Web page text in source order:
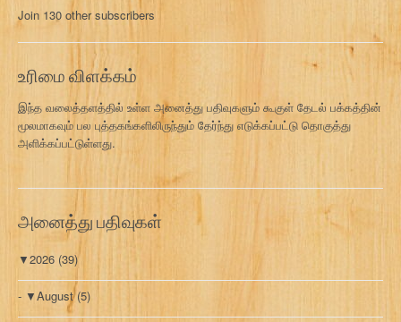
க
வ
Join 130 other subscribers
உரிமை விளக்கம்
இந்த வலைத்தளத்தில் உள்ள அனைத்து பதிவுகளும் கூகுள் தேடல் பக்கத்தின்
மூலமாகவும் பல புத்தகங்களிலிருந்தும் தேர்ந்து எடுக்கப்பட்டு தொகுத்து
அளிக்கப்பட்டுள்ளது.
அனைத்து பதிவுகள்
▼2026 (39)
▼August(5)